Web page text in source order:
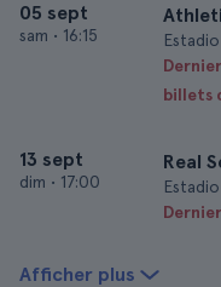
05 sept
sam • 16:15
billets
13 sept
dim • 17:00
Real
Afficher plus